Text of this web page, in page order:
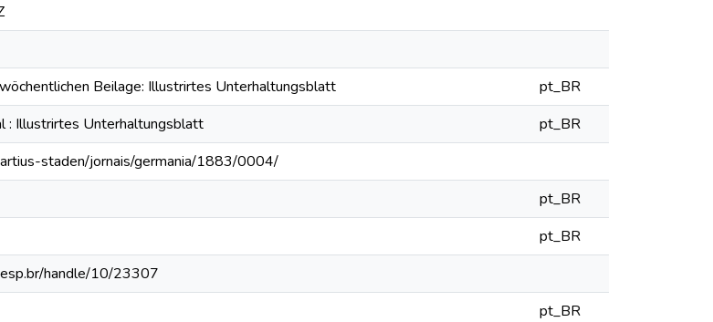
Beilage: Illustrirtes Unterhaltungsblatt
pt_BR
: Illustrirtes Unterhaltungsblatt
pt_BR
staden/jornais/germania/1883/0004/
pt_BR
pt_BR
handle/10/23307
pt_BR